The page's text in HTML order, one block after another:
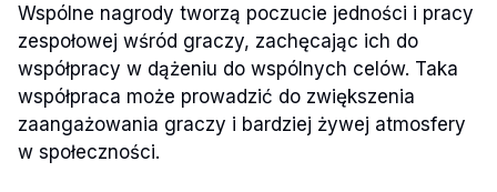
Wspólne nagrody tworzą poczucie jedności i pracy
zespołowej wśród graczy, zachęcając ich do
współpracy w dążeniu do wspólnych celów. Taka
współpraca może prowadzić do zwiększenia
zaangażowania graczy i bardziej żywej atmosfery
w społeczności.